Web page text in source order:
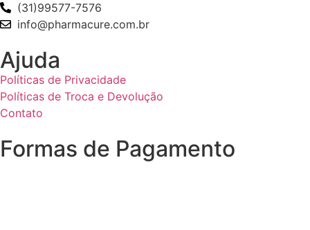
(31)99577-7576
info@pharmacure.com.br
Ajuda
Políticas de Privacidade
Políticas de Troca e Devolução
Contato
Formas de Pagamento